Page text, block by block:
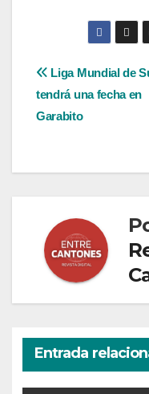
de
Liga Mundial de
tendrá una fecha en
Garabito
Entrada